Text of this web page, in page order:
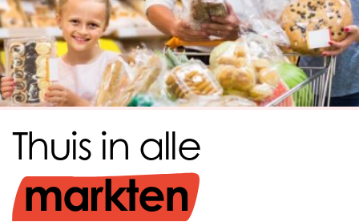
Thuis in alle
markten